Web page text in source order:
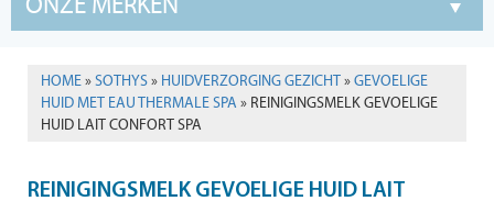
HOME»SOTHYS» HUIDVERZORGING GEZICHT»GEVOELIGE
HUID MET EAU THERMALE SPA » REINIGINGSMELK GEVOELIGE
HUID LAIT CONFORT SPA
REINIGINGSMELK GEVOELIGE HUID LAIT